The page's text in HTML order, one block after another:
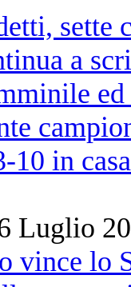
10 in
Luglio